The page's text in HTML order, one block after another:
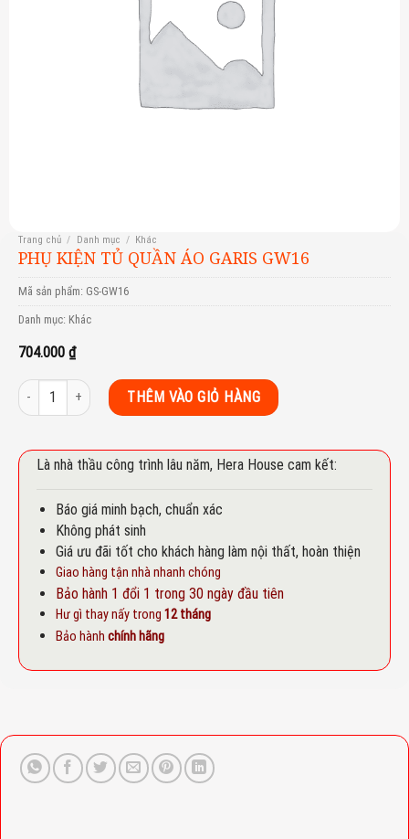
Trang chủ / Danh mục / Khác
PHỤ KIỆN TỦ QUẦN ÁO GARIS GW16
Mã sản phẩm: GS-GW16
Danh mục: Khác
704.000 ₫
PHỤ KIỆN TỦ QUẦN ÁO GARIS GW16 số lượng
THÊM VÀO GIỎ HÀNG
Là nhà thầu công trình lâu năm, Hera House cam kết:
Báo giá minh bạch, chuẩn xác
Không phát sinh
Giá ưu đãi tốt cho khách hàng làm nội thất, hoàn thiện
Giao hàng tận nhà nhanh chóng
Bảo hành 1 đổi 1 trong 30 ngày đầu tiên
Hư gì thay nấy trong 12 tháng
Bảo hành chính hãng